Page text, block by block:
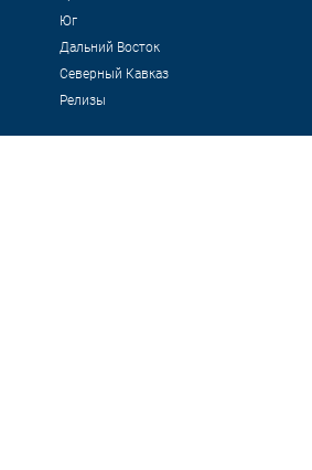
Юг
Дальний Восток
Северный Кавказ
Релизы